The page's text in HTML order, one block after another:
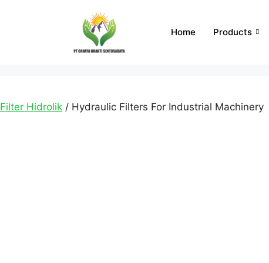
Home Products
Filter Hidrolik / Hydraulic Filters For Industrial Machinery